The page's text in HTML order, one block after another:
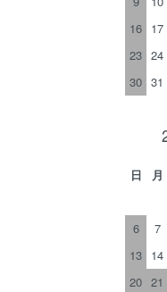
16 17
23 24
30 31
日 月
6
7
13 14
20 21